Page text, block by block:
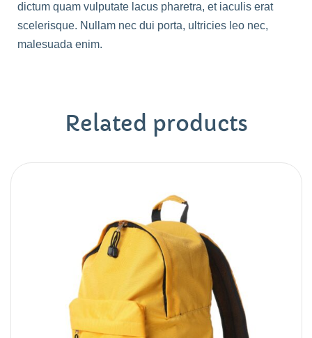
dictum quam vulputate lacus pharetra, et iaculis erat
scelerisque. Nullam nec dui porta, ultricies leo nec,
malesuada enim.
Related products